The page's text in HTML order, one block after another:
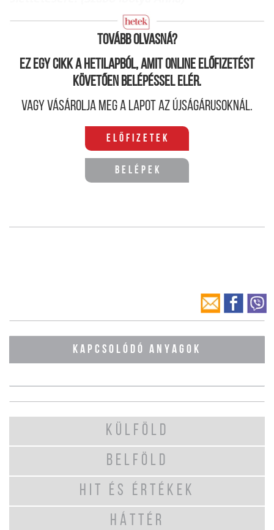
Tovább olvasná?
Ez egy cikk a hetilapból, amit online előfizetést
követően belépéssel elér.
Vagy vásárolja meg a lapot az újságárusoknál.
Előfizetek
Belépek
KAPCSOLÓDÓ ANYAGOK
KÜLFÖLD
BELFÖLD
HIT ÉS ÉRTÉKEK
HÁTTÉR